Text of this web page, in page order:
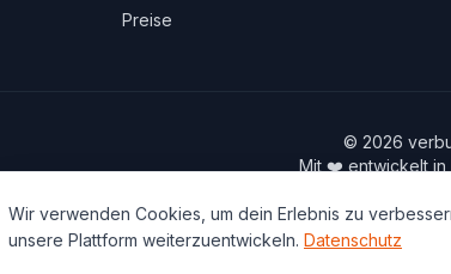
Preise
© 2026
Mit ❤️ entwickelt in
Wir verwenden Cookies, um dein Erlebnis zu
unsere Plattform weiterzuentwickeln. Datenschutz